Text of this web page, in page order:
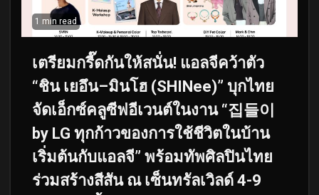
1 min read
เตรียมกรี๊ดกันให้สนั่น! แอลจีคว้าตัว
“ชิน เยอึน–มินโฮ (SHINee)” บุกไทย
จัดเอ็กซ์คลูซีฟอีเวนต์ในงาน “집들이
by LG ทุกก้าวของการใช้ชีวิตในบ้าน
เริ่มต้นกับแอลจี” พร้อมทัพศิลปินไทย
ร่วมสร้างสีสัน ณ เซ็นทรัลเวิลด์ 4-9